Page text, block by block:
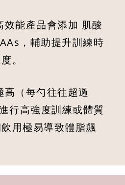
能產品會添加 肌酸
，輔助提升訓練時
。
（每勺往往超過
行高強度訓練或體質
用極易導致體脂飆